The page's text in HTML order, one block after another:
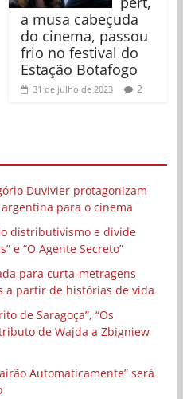
a musa cabeçuda
do cinema, passou
frio no festival do
Estação Botafogo
31 de julho de 2023 2
Duvivier protagonizam
para o cinema
distributivismo e divide
e “O Agente Secreto”
para curta-metragens
a partir de histórias de vida
de Saragoça”, “Os
de Wajda a Zbigniew
Automaticamente” será